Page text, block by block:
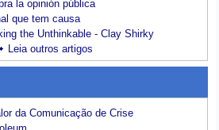
la opinión pública
que tem causa
the Unthinkable - Clay Shirky
Leia outros artigos
da Comunicação de Crise